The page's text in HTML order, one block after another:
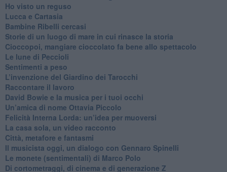
​Ho visto un reguso
Lucca e Cartasia
Bambine Ribelli cercasi
Storie di un luogo di mare in cui rinasce la storia
Cioccopoi, mangiare cioccolato fa bene allo spettacolo
​Le lune di Peccioli
​Sentimenti a peso
​L’invenzione del Giardino dei Tarocchi
​Raccontare il lavoro
David Bowie e la musica per i tuoi occhi
Un’amica di nome Ottavia Piccolo
​Felicità Interna Lorda: un’idea per muoversi
​La casa sola, un video racconto
​Città, metafore e fantasmi
Il musicista oggi, un dialogo con Gennaro Spinelli
Le monete (sentimentali) di Marco Polo
​Di cortometraggi, di cinema e di generazione Z